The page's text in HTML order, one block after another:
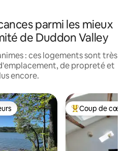
parmi les mieux
de Duddon Valley
: ces logements sont très
de propreté et
encore.
les plus appréciés Coups de cœur
Coup de cœur